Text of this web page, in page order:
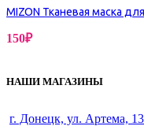
MIZON Тканевая маска
150₽
НАШИ МАГАЗИНЫ
г. Донецк, ул. Артема,